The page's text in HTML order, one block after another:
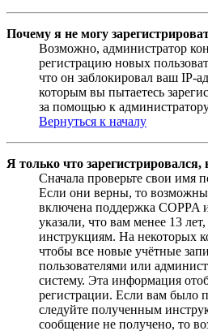
Почему я не могу
Возможно, администратор
регистрацию новых
что он заблокировал ваш IP-
которым вы пытаетесь
за помощью к
Вернуться к началу
Я только что зарегистрировался,
Сначала проверьте свои имя
Если они верны, то возможны
включена поддержка COPPA
указали, что вам менее 13
инструкциям. На некоторых
чтобы все новые учётные
пользователями или
систему. Эта информация
регистрации. Если вам было
следуйте полученным
сообщение не получено, то